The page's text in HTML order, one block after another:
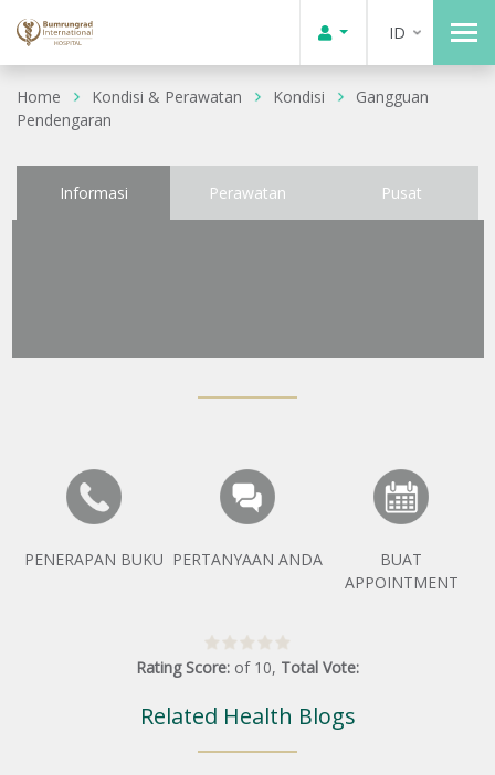
ID
Home Kondisi & Perawatan Kondisi
Gangguan
Pendengaran
Informasi Perawatan Pusat
PENERAPAN BUKU PERTANYAAN ANDA
BUAT
APPOINTMENT
Rating Score: of 10, Total Vote:
Related Health Blogs